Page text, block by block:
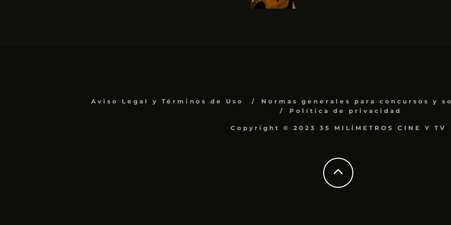
Aviso Legal y Términos de Uso Normas generales para concursos y
Política de privacidad
Copyright © 2023 35 MILÍMETROS CINE Y TV